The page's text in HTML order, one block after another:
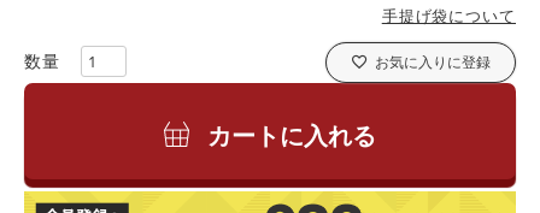
手提げ袋について
お気に入りに登録
カートに入れる